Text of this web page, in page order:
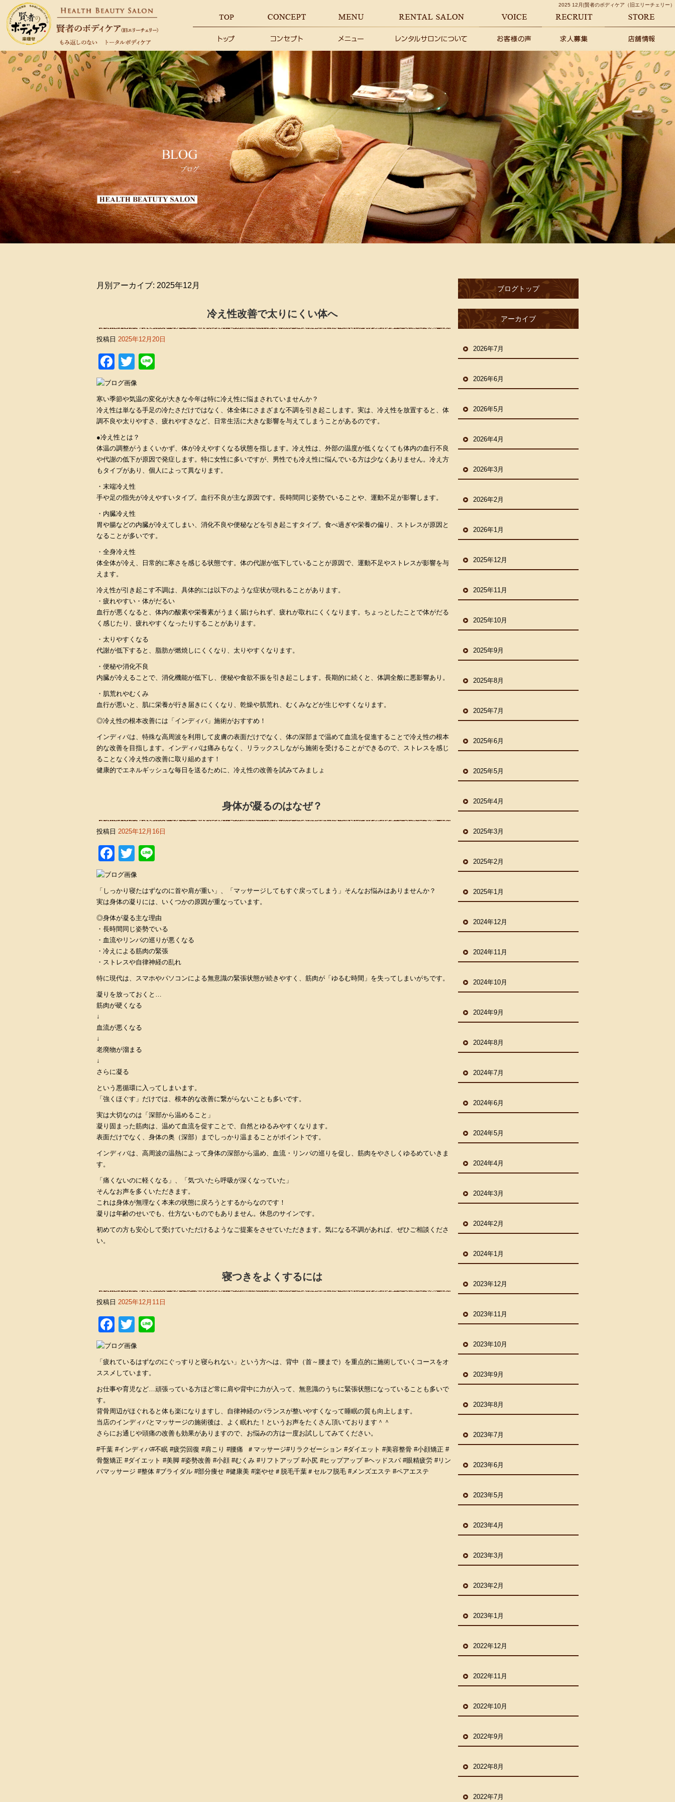
2025 12月|賢者のボディケア（旧エリーチェリー）
月別アーカイブ: 2025年12月
冷え性改善で太りにくい体へ
投稿日 2025年12月20日
Facebook
Twitter
寒い季節や気温の変化が大きな今年は特に冷え性に悩まされていませんか？
冷え性は単なる手足の冷たさだけではなく、体全体にさまざまな不調を引き起こします。実は、冷え性を放置すると、体
調不良や太りやすさ、疲れやすさなど、日常生活に大きな影響を与えてしまうことがあるのです。
●冷え性とは？
体温の調整がうまくいかず、体が冷えやすくなる状態を指します。冷え性は、外部の温度が低くなくても体内の血行不良
や代謝の低下が原因で発症します。特に女性に多いですが、男性でも冷え性に悩んでいる方は少なくありません。冷え方
もタイプがあり、個人によって異なります。
・末端冷え性
手や足の指先が冷えやすいタイプ。血行不良が主な原因です。長時間同じ姿勢でいることや、運動不足が影響します。
・内臓冷え性
胃や腸などの内臓が冷えてしまい、消化不良や便秘などを引き起こすタイプ。食べ過ぎや栄養の偏り、ストレスが原因と
なることが多いです。
・全身冷え性
体全体が冷え、日常的に寒さを感じる状態です。体の代謝が低下していることが原因で、運動不足やストレスが影響を与
えます。
冷え性が引き起こす不調は、具体的には以下のような症状が現れることがあります。
・疲れやすい・体がだるい
血行が悪くなると、体内の酸素や栄養素がうまく届けられず、疲れが取れにくくなります。ちょっとしたことで体がだる
く感じたり、疲れやすくなったりすることがあります。
・太りやすくなる
代謝が低下すると、脂肪が燃焼しにくくなり、太りやすくなります。
・便秘や消化不良
内臓が冷えることで、消化機能が低下し、便秘や食欲不振を引き起こします。長期的に続くと、体調全般に悪影響あり。
・肌荒れやむくみ
血行が悪いと、肌に栄養が行き届きにくくなり、乾燥や肌荒れ、むくみなどが生じやすくなります。
◎冷え性の根本改善には「インディバ」施術がおすすめ！
インディバは、特殊な高周波を利用して皮膚の表面だけでなく、体の深部まで温めて血流を促進することで冷え性の根本
的な改善を目指します。インディバは痛みもなく、リラックスしながら施術を受けることができるので、ストレスを感じ
ることなく冷え性の改善に取り組めます！
健康的でエネルギッシュな毎日を送るために、冷え性の改善を試みてみましょ
身体が凝るのはなぜ？
投稿日 2025年12月16日
Facebook
Twitter
「しっかり寝たはずなのに首や肩が重い」、「マッサージしてもすぐ戻ってしまう」そんなお悩みはありませんか？
実は身体の凝りには、いくつかの原因が重なっています。
◎身体が凝る主な理由
・長時間同じ姿勢でいる
・血流やリンパの巡りが悪くなる
・冷えによる筋肉の緊張
・ストレスや自律神経の乱れ
特に現代は、スマホやパソコンによる無意識の緊張状態が続きやすく、筋肉が「ゆるむ時間」を失ってしまいがちです。
凝りを放っておくと…
筋肉が硬くなる
↓
血流が悪くなる
↓
老廃物が溜まる
↓
さらに凝る
という悪循環に入ってしまいます。
「強くほぐす」だけでは、根本的な改善に繋がらないことも多いです。
実は大切なのは「深部から温めること」
凝り固まった筋肉は、温めて血流を促すことで、自然とゆるみやすくなります。
表面だけでなく、身体の奥（深部）までしっかり温まることがポイントです。
インディバは、高周波の温熱によって身体の深部から温め、血流・リンパの巡りを促し、筋肉をやさしくゆるめていきま
す。
「痛くないのに軽くなる」、「気づいたら呼吸が深くなっていた」
そんなお声を多くいただきます。
これは身体が無理なく本来の状態に戻ろうとするからなのです！
凝りは年齢のせいでも、仕方ないものでもありません。休息のサインです。
初めての方も安心して受けていただけるようなご提案をさせていただきます。気になる不調があれば、ぜひご相談くださ
い。
寝つきをよくするには
投稿日 2025年12月11日
Facebook
Twitter
「疲れているはずなのにぐっすりと寝られない」という方へは、背中（首～腰まで）を重点的に施術していくコースをオ
ススメしています。
お仕事や育児など…頑張っている方ほど常に肩や背中に力が入って、無意識のうちに緊張状態になっていることも多いで
す。
背骨周辺がほぐれると体も楽になりますし、自律神経のバランスが整いやすくなって睡眠の質も向上します。
当店のインディバとマッサージの施術後は、よく眠れた！というお声をたくさん頂いております＾＾
さらにお通じや頭痛の改善も効果がありますので、お悩みの方は一度お試ししてみてください。
#千葉 #インディバ#不眠 #疲労回復 #肩こり #腰痛 ＃マッサージ#リラクゼーション #ダイエット #美容整骨 #小顔矯正 #
骨盤矯正 #ダイエット #美脚 #姿勢改善 #小顔 #むくみ #リフトアップ #小尻 #ヒップアップ #ヘッドスパ #眼精疲労 #リン
パマッサージ #整体 #ブライダル #部分痩せ #健康美 #楽やせ＃脱毛千葉＃セルフ脱毛 #メンズエステ #ペアエステ
ブログトップ
アーカイブ
2026年7月
2026年6月
2026年5月
2026年4月
2026年3月
2026年2月
2026年1月
2025年12月
2025年11月
2025年10月
2025年9月
2025年8月
2025年7月
2025年6月
2025年5月
2025年4月
2025年3月
2025年2月
2025年1月
2024年12月
2024年11月
2024年10月
2024年9月
2024年8月
2024年7月
2024年6月
2024年5月
2024年4月
2024年3月
2024年2月
2024年1月
2023年12月
2023年11月
2023年10月
2023年9月
2023年8月
2023年7月
2023年6月
2023年5月
2023年4月
2023年3月
2023年2月
2023年1月
2022年12月
2022年11月
2022年10月
2022年9月
2022年8月
2022年7月